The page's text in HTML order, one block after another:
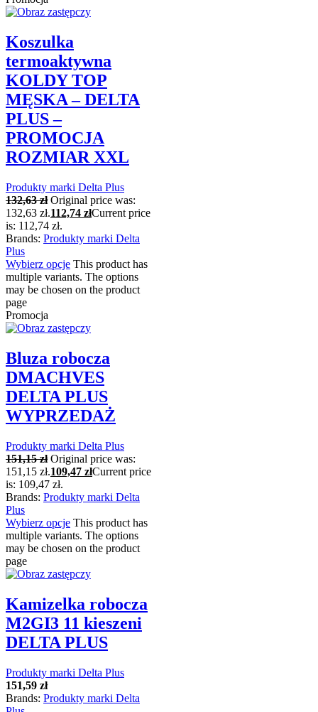
Koszulka
termoaktywna
KOLDY TOP
MĘSKA – DELTA
PLUS –
PROMOCJA
ROZMIAR XXL
Produkty marki Delta Plus
132,63zł Original price was:
132,63 zł.112,74 złCurrent price
is: 112,74 zł.
Brands: Produkty marki Delta
Plus
Wybierz opcje This product has
multiple variants. The options
may be chosen on the product
page
Promocja
Bluza robocza
DMACHVES
DELTA PLUS
WYPRZEDAŻ
Produkty marki Delta Plus
151,15zł Original price was:
151,15 zł.109,47 złCurrent price
is: 109,47 zł.
Brands: Produkty marki Delta
Plus
Wybierz opcje This product has
multiple variants. The options
may be chosen on the product
page
Kamizelka robocza
M2GI3 11 kieszeni
DELTA PLUS
Produkty marki Delta Plus
151,59 zł
Brands: Produkty marki Delta